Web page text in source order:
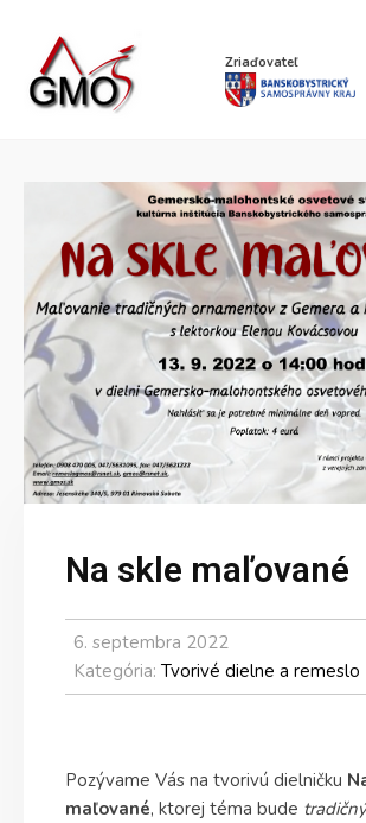
Zriaďovateľ
Na skle maľované
6. septembra 2022
Kategória: Tvorivé dielne a remeslo
Pozývame Vás na tvorivú dielničku
maľované, ktorej téma bude